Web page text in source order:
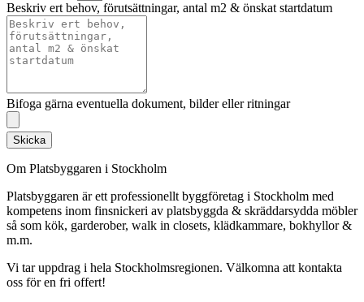
Beskriv ert behov, förutsättningar, antal m2 & önskat startdatum
Bifoga gärna eventuella dokument, bilder eller ritningar
Skicka
Om Platsbyggaren i Stockholm
Platsbyggaren är ett professionellt byggföretag i Stockholm med
kompetens inom finsnickeri av platsbyggda & skräddarsydda möbler
så som kök, garderober, walk in closets, klädkammare, bokhyllor &
m.m.
Vi tar uppdrag i hela Stockholmsregionen. Välkomna att kontakta
oss för en fri offert!